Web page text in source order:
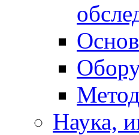
Наука,